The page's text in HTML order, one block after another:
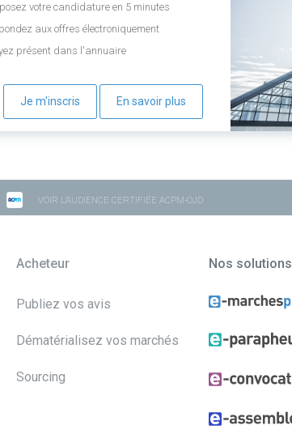
votre candidature en 5 minutes
aux offres électroniquement
présent dans l'annuaire
Je m'inscris En savoir plus
VOIR L'AUDIENCE CERTIFIÉE ACPM-OJD
Acheteur
Publiez vos avis
Dématérialisez vos marchés
Sourcing
Nos solutions